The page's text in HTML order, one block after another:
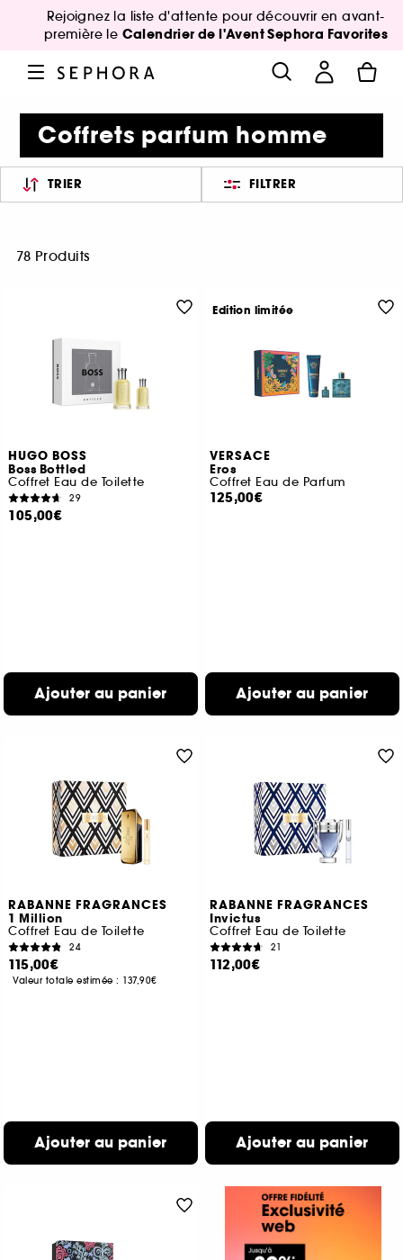
Rejoignez la liste d'attente pour découvrir en avant-
première le Calendrier de l'Avent Sephora Favorites
Coffrets parfum homme
TRIER FILTRER
78 Produits
HUGO BOSS
Boss Bottled
Coffret Eau de Toilette
29
105,00€
Ajouter au panier
VERSACE
Eros
Coffret Eau de Parfum
125,00€
Ajouter au panier
Edition limitée
RABANNE FRAGRANCES
1 Million
Coffret Eau de Toilette
24
115,00€
Valeur totale estimée : 137,90€
Ajouter au panier
RABANNE FRAGRANCES
Invictus
Coffret Eau de Toilette
21
112,00€
Ajouter au panier